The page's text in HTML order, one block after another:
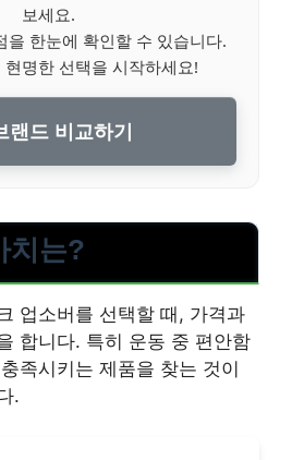
보세요.
을 한눈에 확인할 수 있습니다.
명한 선택을 시작하세요!
랜드 비교하기
치는?
업소버를 선택할 때, 가격과
합니다. 특히 운동 중 편안함
족시키는 제품을 찾는 것이
.